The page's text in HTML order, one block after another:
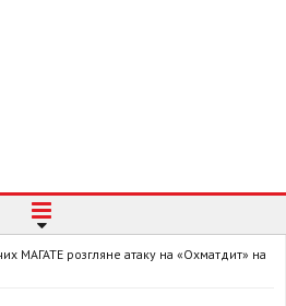
МАГАТЕ розгляне атаку на «Охматдит» на